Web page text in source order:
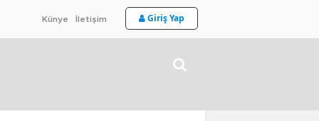
Künye İletişim Giriş Yap